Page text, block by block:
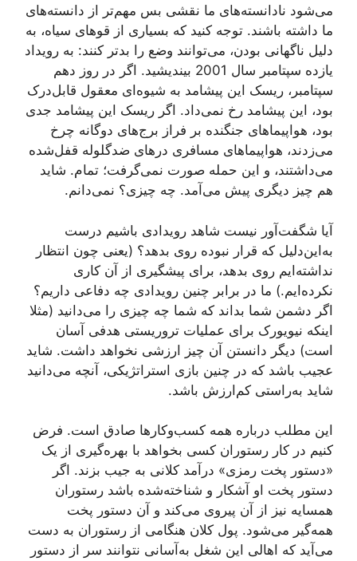
می‌شود نادانسته‌های ما نقشی بس مهم‌تر از دانسته‌های
ما داشته باشند. توجه کنید که بسیاری از قوهای سیاه، به
دلیل ناگهانی بودن، می‌توانند وضع را بدتر کنند: به رویداد
یازده سپتامبر سال 2001 بیندیشید. اگر در روز دهم
سپتامبر، ریسک این پیشامد به شیوه‌ای معقول قابل‌درک
بود، این پیشامد رخ نمی‌داد. اگر ریسک این پیشامد جدی
بود، هواپیماهای جنگنده بر فراز برج‌های دوگانه چرخ
می‌زدند، هواپیماهای مسافری درهای ضدگلوله قفل‌شده
می‌داشتند، و این حمله صورت نمی‌گرفت؛ تمام. شاید
هم چیز دیگری پیش می‌آمد. چه چیزی؟ نمی‌دانم.
آیا شگفت‌آور نیست شاهد رویدادی باشیم درست
به‌این‌دلیل که قرار نبوده روی بدهد؟ (یعنی چون انتظار
نداشته‌ایم روی بدهد، برای پیشگیری از آن کاری
نکرده‌ایم.) ما در برابر چنین رویدادی چه دفاعی داریم؟
اگر دشمن شما بداند که شما چه چیزی را می‌دانید (مثلا
اینکه نیویورک برای عملیات تروریستی هدفی آسان
است) دیگر دانستن آن چیز ارزشی نخواهد داشت. شاید
عجیب باشد که در چنین بازی استراتژیکی، آنچه می‌دانید
شاید به‌راستی کم‌ارزش باشد.
این مطلب درباره همه کسب‌وکارها صادق است. فرض
کنیم در کار رستوران کسی بخواهد با بهره‌گیری از یک
«دستور پخت رمزی» درآمد کلانی به جیب بزند. اگر
دستور پخت او آشکار و شناخته‌شده باشد رستوران
همسایه نیز از آن پیروی می‌کند و آن دستور پخت
همه‌گیر می‌شود. پول کلان هنگامی از رستوران به دست
می‌آید که اهالی این شغل به‌آسانی نتوانند سر از دستور